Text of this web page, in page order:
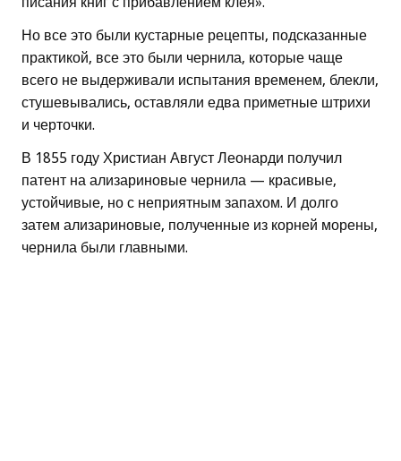
Но все это были кустарные рецепты, подсказанные
практикой, все это были чернила, которые чаще
всего не выдерживали испытания временем, блекли,
стушевывались, оставляли едва приметные штрихи
и черточки.
В 1855 году Христиан Август Леонарди получил
патент на ализариновые чернила — красивые,
устойчивые, но с неприятным запахом. И долго
затем ализариновые, полученные из корней морены,
чернила были главными.